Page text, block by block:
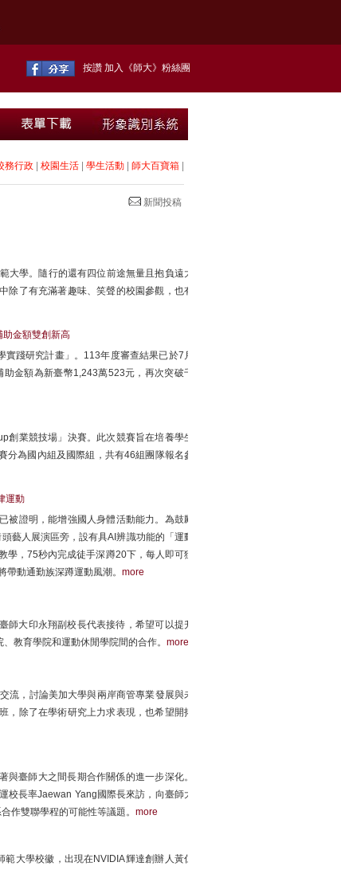
按讚 加入《師大》粉絲團
務行政 校園生活 學生活動 師大百寶箱
新聞投稿
學。隨行的還有四位前途無量且抱負遠大
了有充滿著趣味、笑聲的校園參觀，也有
助金額雙創新高
踐研究計畫」。113年度審查結果已於7月
金額為新臺幣1,243萬523元，再次突破千
業競技場」決賽。此次競賽旨在培養學生
為國內組及國際組，共有46組團隊報名參
運動
證明，能增強國人身體活動能力。為鼓勵
藝人展演區旁，設有具AI辨識功能的「運動
，75秒內完成徒手深蹲20下，每人即可獲
動通勤族深蹲運動風潮。 more
大印永翔副校長代表接待，希望可以提升
教育學院和運動休閒學院間的合作。 more
，討論美加大學與兩岸商管專業發展與未
除了在學術研究上力求表現，也希望開拓
臺師大之間長期合作關係的進一步深化。
長率Jaewan Yang國際長來訪，向臺師大
作雙聯學程的可能性等議題。 more
大學校徽，出現在NVIDIA輝達創辦人黃仁